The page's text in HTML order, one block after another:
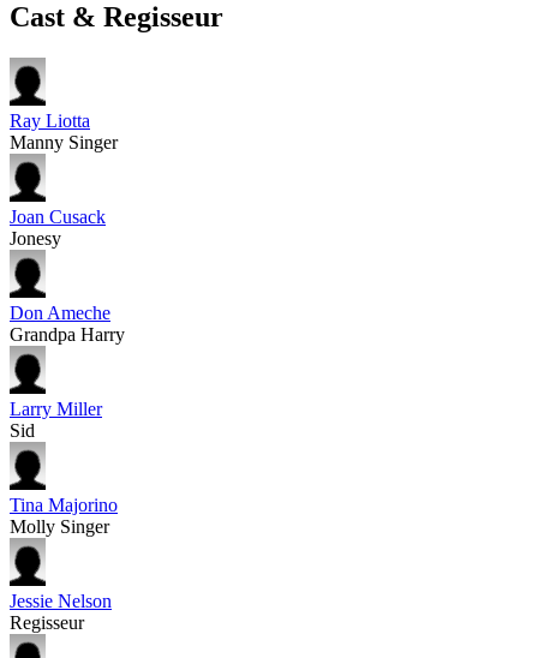
Cast & Regisseur
Ray Liotta
Manny Singer
Joan Cusack
Jonesy
Don Ameche
Grandpa Harry
Larry Miller
Sid
Tina Majorino
Molly Singer
Jessie Nelson
Regisseur